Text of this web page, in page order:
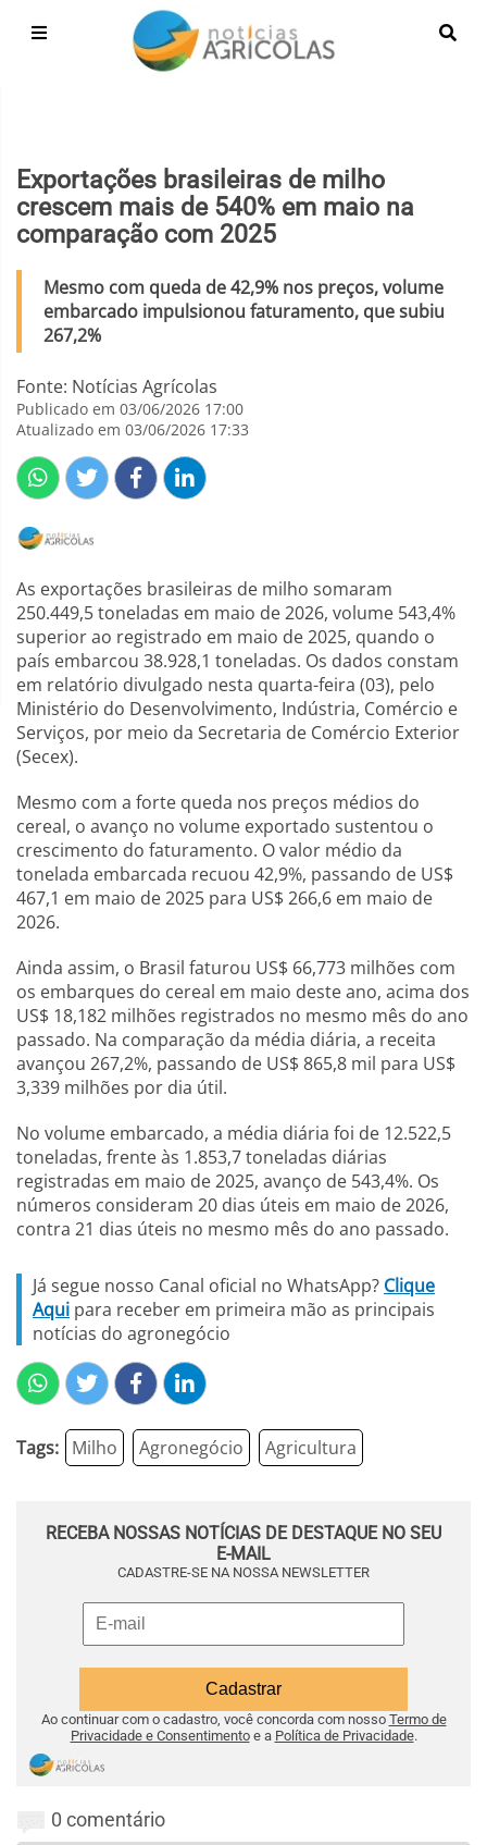
Exportações brasileiras de milho
crescem mais de 540% em maio na
comparação com 2025
Mesmo com queda de 42,9% nos preços, volume
embarcado impulsionou faturamento, que subiu
267,2%
Fonte: Notícias Agrícolas
Publicado em 03/06/2026 17:00
Atualizado em 03/06/2026 17:33
As exportações brasileiras de milho somaram
250.449,5 toneladas em maio de 2026, volume 543,4%
superior ao registrado em maio de 2025, quando o
país embarcou 38.928,1 toneladas. Os dados constam
em relatório divulgado nesta quarta-feira (03), pelo
Ministério do Desenvolvimento, Indústria, Comércio e
Serviços, por meio da Secretaria de Comércio Exterior
(Secex).
Mesmo com a forte queda nos preços médios do
cereal, o avanço no volume exportado sustentou o
crescimento do faturamento. O valor médio da
tonelada embarcada recuou 42,9%, passando de US$
467,1 em maio de 2025 para US$ 266,6 em maio de
2026.
Ainda assim, o Brasil faturou US$ 66,773 milhões com
os embarques do cereal em maio deste ano, acima dos
US$ 18,182 milhões registrados no mesmo mês do ano
passado. Na comparação da média diária, a receita
avançou 267,2%, passando de US$ 865,8 mil para US$
3,339 milhões por dia útil.
No volume embarcado, a média diária foi de 12.522,5
toneladas, frente às 1.853,7 toneladas diárias
registradas em maio de 2025, avanço de 543,4%. Os
números consideram 20 dias úteis em maio de 2026,
contra 21 dias úteis no mesmo mês do ano passado.
Já segue nosso Canal oficial no WhatsApp? Clique
Aqui para receber em primeira mão as principais
notícias do agronegócio
Tags: Milho Agronegócio Agricultura
RECEBA NOSSAS NOTÍCIAS DE DESTAQUE NO SEU
E-MAIL
CADASTRE-SE NA NOSSA NEWSLETTER
Ao continuar com o cadastro, você concorda com nosso Termo de
Privacidade e Consentimentoe a Política de Privacidade.
0 comentário